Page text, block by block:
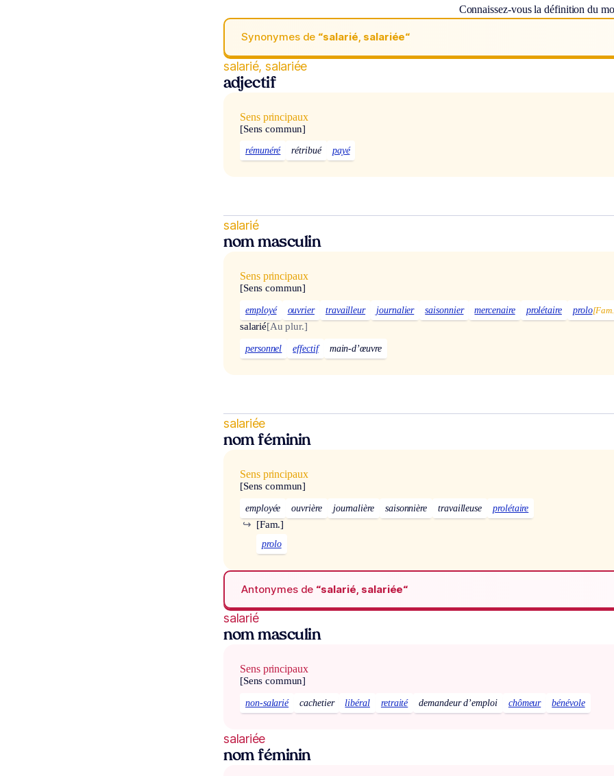
Connaissez-vous la définition du
Synonymes de “salarié, salariée“
salarié, salariée
adjectif
Sens principaux
[Sens commun]
rémunéré rétribué payé
salarié
nom masculin
Sens principaux
[Sens commun]
employé ouvrier travailleur journalier saisonnier mercenaire prolétaire prolo
salarié[Au plur.]
personnel effectif main-d’œuvre
salariée
nom féminin
Sens principaux
[Sens commun]
employée ouvrière journalière saisonnière travailleuse prolétaire
[Fam.]
↪
prolo
Antonymes de “salarié, salariée“
salarié
nom masculin
Sens principaux
[Sens commun]
non-salarié cachetier libéral retraité demandeur d’emploi chômeur bénévole
salariée
nom féminin